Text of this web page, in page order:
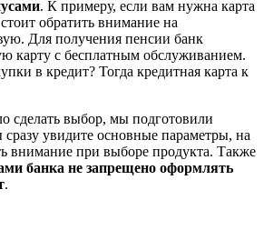
. К примеру, если вам нужна карта
обратить внимание на
Для получения пенсии банк
карту с бесплатным обслуживанием.
в кредит? Тогда кредитная карта к
сделать выбор, мы подготовили
сразу увидите основные параметры, на
внимание при выборе продукта. Также
банка не запрещено оформлять
.